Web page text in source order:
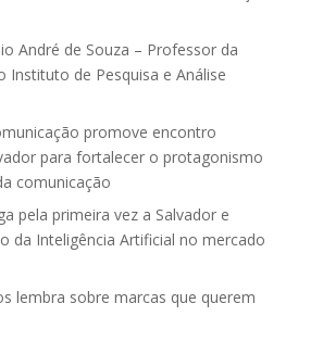
André de Souza – Professor da
Instituto de Pesquisa e Análise
promove encontro
para fortalecer o protagonismo
comunicação
pela primeira vez a Salvador e
da Inteligência Artificial no mercado
lembra sobre marcas que querem